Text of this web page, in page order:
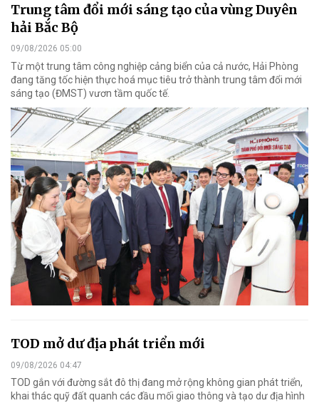
Trung tâm đổi mới sáng tạo của vùng Duyên
hải Bắc Bộ
09/08/2026 05:00
Từ một trung tâm công nghiệp cảng biển của cả nước, Hải Phòng
đang tăng tốc hiện thực hoá mục tiêu trở thành trung tâm đổi mới
sáng tạo (ĐMST) vươn tầm quốc tế.
TOD mở dư địa phát triển mới
09/08/2026 04:47
TOD gắn với đường sắt đô thị đang mở rộng không gian phát triển,
khai thác quỹ đất quanh các đầu mối giao thông và tạo dư địa hình